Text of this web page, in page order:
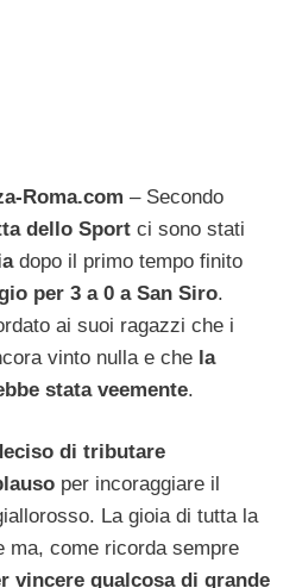
Roma.com – Secondo
dello Sport ci sono stati
dopo il primo tempo finito
per 3 a 0 a San Siro.
ai suoi ragazzi che i
vinto nulla e che la
stata veemente.
di tributare
per incoraggiare il
La gioia di tutta la
ma, come ricorda sempre
vincere qualcosa di grande